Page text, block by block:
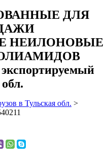
ДЛЯ
НЕИЛОНОВЫЕ
в Тульская обл. >